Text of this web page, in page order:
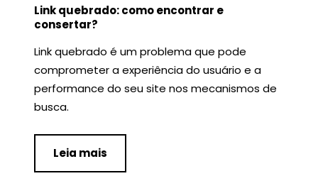
Link quebrado: como encontrar e
consertar?
Link quebrado é um problema que pode
comprometer a experiência do usuário e a
performance do seu site nos mecanismos de
busca.
Leia mais